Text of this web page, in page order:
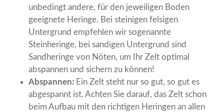
unbedingt andere, für den jeweiligen Boden
geeignete Heringe. Bei steinigen felsigen
Untergrund empfehlen wir sogenannte
Steinheringe, bei sandigen Untergrund sind
Sandheringe von Nöten, um Ihr Zelt optimal
abspannen und sichern zu können!
Abspannen: Ein Zelt steht nur so gut, so gut es
abgespannt ist. Achten Sie darauf, das Zelt schon
beim Aufbau mit den richtigen Heringen an allen